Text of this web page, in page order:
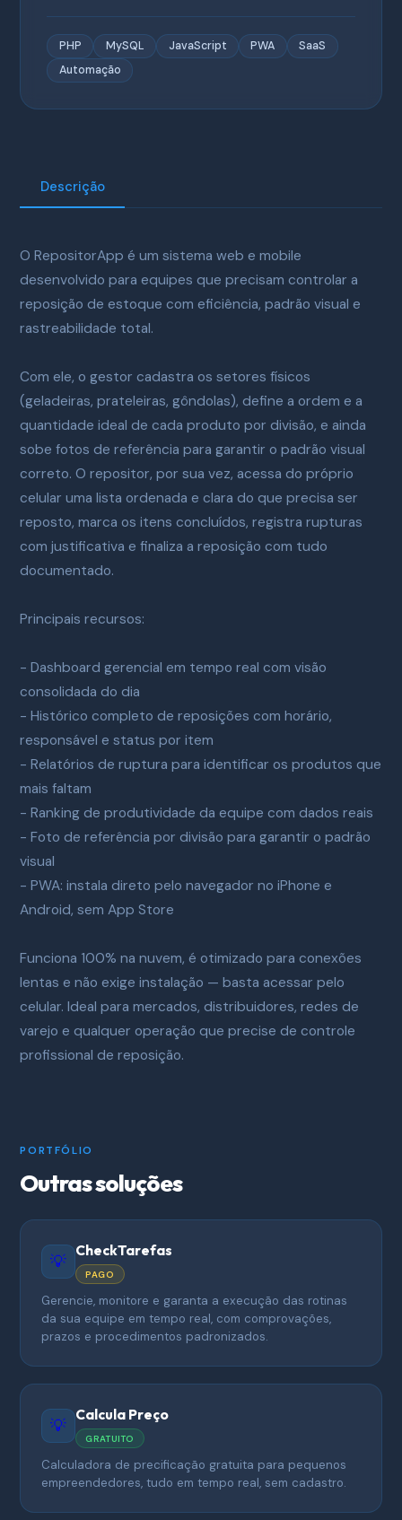
PHP MySQL JavaScript PWA
SaaS
Automação
Descrição
O RepositorApp é um sistema web e mobile
desenvolvido para equipes que precisam controlar a
reposição de estoque com eficiência, padrão visual e
rastreabilidade total.
Com ele, o gestor cadastra os setores físicos
(geladeiras, prateleiras, gôndolas), define a ordem e a
quantidade ideal de cada produto por divisão, e ainda
sobe fotos de referência para garantir o padrão visual
correto. O repositor, por sua vez, acessa do próprio
celular uma lista ordenada e clara do que precisa ser
reposto, marca os itens concluídos, registra rupturas
com justificativa e finaliza a reposição com tudo
documentado.
Principais recursos:
- Dashboard gerencial em tempo real com visão
consolidada do dia
- Histórico completo de reposições com horário,
responsável e status por item
- Relatórios de ruptura para identificar os produtos que
mais faltam
- Ranking de produtividade da equipe com dados reais
- Foto de referência por divisão para garantir o padrão
visual
- PWA: instala direto pelo navegador no iPhone e
Android, sem App Store
Funciona 100% na nuvem, é otimizado para conexões
lentas e não exige instalação — basta acessar pelo
celular. Ideal para mercados, distribuidores, redes de
varejo e qualquer operação que precise de controle
profissional de reposição.
PORTFÓLIO
Outras soluções
💡
CheckTarefas
PAGO
Gerencie, monitore e garanta a execução das rotinas
da sua equipe em tempo real, com comprovações,
prazos e procedimentos padronizados.
💡
Calcula Preço
GRATUITO
Calculadora de precificação gratuita para pequenos
empreendedores, tudo em tempo real, sem cadastro.